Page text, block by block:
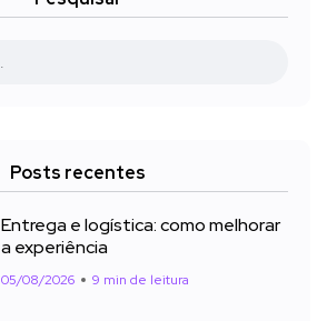
Posts recentes
Entrega e logística: como melhorar
a experiência
05/08/2026 9 min de leitura